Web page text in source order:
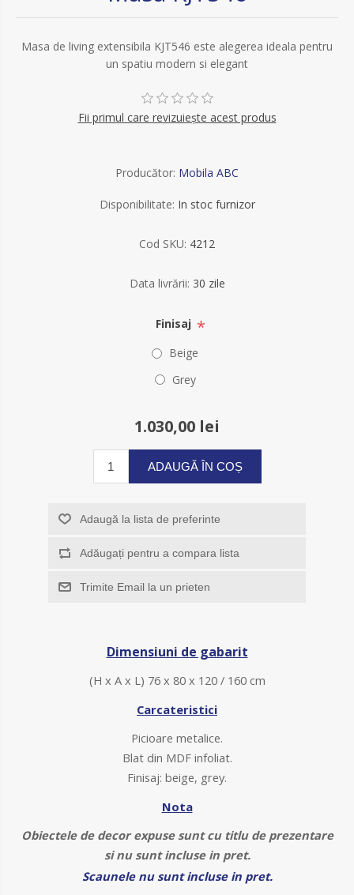
Masa de living extensibila KJT546 este alegerea ideala pentru
un spatiu modern si elegant
Fii primul care revizuiește acest produs
Producător: Mobila ABC
Disponibilitate: In stoc furnizor
Cod SKU: 4212
Data livrării: 30 zile
Finisaj *
Beige
Grey
1.030,00 lei
ADAUGĂ ÎN COȘ
Adaugă la lista de preferinte
Adăugați pentru a compara lista
Trimite Email la un prieten
Dimensiuni de gabarit
(H x A x L) 76 x 80 x 120 / 160 cm
Carcateristici
Picioare metalice.
Blat din MDF infoliat.
Finisaj: beige, grey.
Nota
Obiectele de decor expuse sunt cu titlu de prezentare
si nu sunt incluse in pret.
Scaunele nu sunt incluse in pret.